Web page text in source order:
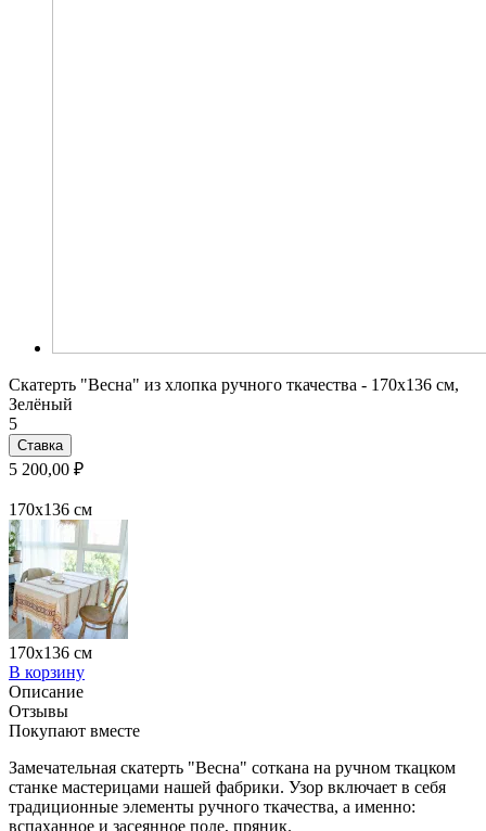
Скатерть "Весна" из хлопка ручного ткачества - 170x136 см,
Зелёный
5
Ставка
5 200,00 ₽
170x136 см
170x136 см
В корзину
Описание
Отзывы
Покупают вместе
Замечательная скатерть "Весна" соткана на ручном ткацком
станке мастерицами нашей фабрики. Узор включает в себя
традиционные элементы ручного ткачества, а именно:
вспаханное и засеянное поле, пряник.